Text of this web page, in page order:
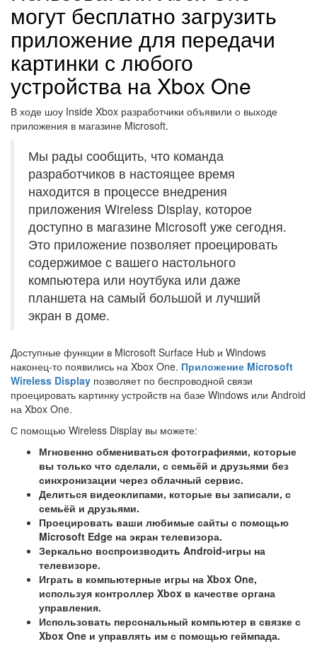
могут бесплатно загрузить
приложение для передачи
картинки с любого
устройства на Xbox One
В ходе шоу Inside Xbox разработчики объявили о выходе
приложения в магазине Microsoft.
Мы рады сообщить, что команда
разработчиков в настоящее время
находится в процессе внедрения
приложения Wireless Display, которое
доступно в магазине Microsoft уже сегодня.
Это приложение позволяет проецировать
содержимое с вашего настольного
компьютера или ноутбука или даже
планшета на самый большой и лучший
экран в доме.
Доступные функции в Microsoft Surface Hub и Windows
наконец-то появились на Xbox One. Приложение Microsoft
Wireless Display позволяет по беспроводной связи
проецировать картинку устройств на базе Windows или Android
на Xbox One.
С помощью Wireless Display вы можете:
Мгновенно обмениваться фотографиями, которые
вы только что сделали, с семьёй и друзьями без
синхронизации через облачный сервис.
Делиться видеоклипами, которые вы записали, с
семьёй и друзьями.
Проецировать ваши любимые сайты с помощью
Microsoft Edge на экран телевизора.
Зеркально воспроизводить Android-игры на
телевизоре.
Играть в компьютерные игры на Xbox One,
используя контроллер Xbox в качестве органа
управления.
Использовать персональный компьютер в связке с
Xbox One и управлять им с помощью геймпада.